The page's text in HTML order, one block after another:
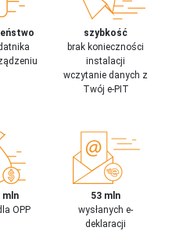
szybkość
brak konieczności
instalacji
wczytanie danych z
Twój e-PIT
mln
OPP
53 mln
wysłanych e-
deklaracji